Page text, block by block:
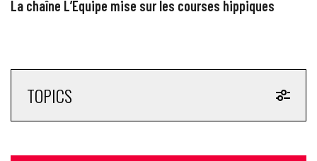
La chaîne L’Equipe mise sur les courses hippiques
TOPICS